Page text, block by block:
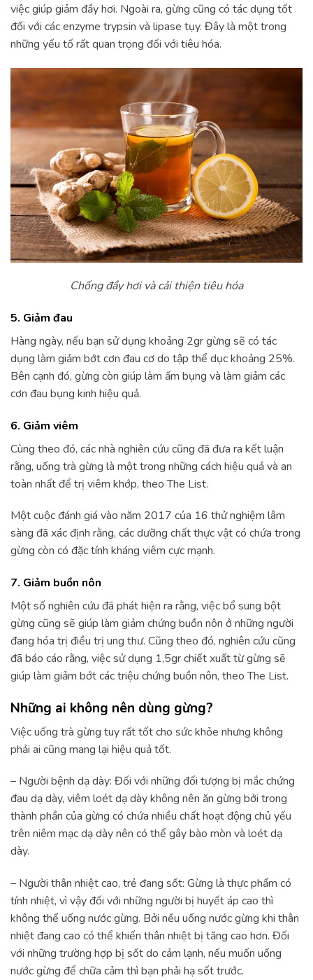
việc giúp giảm đầy hơi. Ngoài ra, gừng cũng có tác dụng tốt
đối với các enzyme trypsin và lipase tụy. Đây là một trong
những yếu tố rất quan trọng đối với tiêu hóa.
Chống đầy hơi và cải thiện tiêu hóa
5. Giảm đau
Hàng ngày, nếu bạn sử dụng khoảng 2gr gừng sẽ có tác
dụng làm giảm bớt cơn đau cơ do tập thể dục khoảng 25%.
Bên cạnh đó, gừng còn giúp làm ấm bụng và làm giảm các
cơn đau bụng kinh hiệu quả.
6. Giảm viêm
Cùng theo đó, các nhà nghiên cứu cũng đã đưa ra kết luận
rằng, uống trà gừng là một trong những cách hiệu quả và an
toàn nhất để trị viêm khớp, theo The List.
Một cuộc đánh giá vào năm 2017 của 16 thử nghiệm lâm
sàng đã xác định rằng, các dưỡng chất thực vật có chứa trong
gừng còn có đặc tính kháng viêm cực mạnh.
7. Giảm buồn nôn
Một số nghiên cứu đã phát hiện ra rằng, việc bổ sung bột
gừng cũng sẽ giúp làm giảm chứng buồn nôn ở những người
đang hóa trị điều trị ung thư. Cũng theo đó, nghiên cứu cũng
đã báo cáo rằng, việc sử dụng 1,5gr chiết xuất từ gừng sẽ
giúp làm giảm bớt các triệu chứng buồn nôn, theo The List.
Những ai không nên dùng gừng?
Việc uống trà gừng tuy rất tốt cho sức khỏe nhưng không
phải ai cũng mang lại hiệu quả tốt.
– Người bệnh dạ dày: Đối với những đối tượng bị mắc chứng
đau dạ dày, viêm loét dạ dày không nên ăn gừng bởi trong
thành phần của gừng có chứa nhiều chất hoạt động chủ yếu
trên niêm mạc dạ dày nên có thể gây bào mòn và loét dạ
dày.
– Người thân nhiệt cao, trẻ đang sốt: Gừng là thực phẩm có
tính nhiệt, vì vậy đối với những người bị huyết áp cao thì
không thể uống nước gừng. Bởi nếu uống nước gừng khi thân
nhiệt đang cao có thể khiến thân nhiệt bị tăng cao hơn. Đối
với những trường hợp bị sốt do cảm lạnh, nếu muốn uống
nước gừng để chữa cảm thì bạn phải hạ sốt trước.